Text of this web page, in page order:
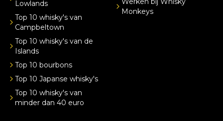
Lowlands
Top 10 whisky's van
Campbeltown
Top 10 whisky's van de
Islands
Top 10 bourbons
Top 10 Japanse whisky's
Top 10 whisky's van
minder dan 40 euro
Monkeys